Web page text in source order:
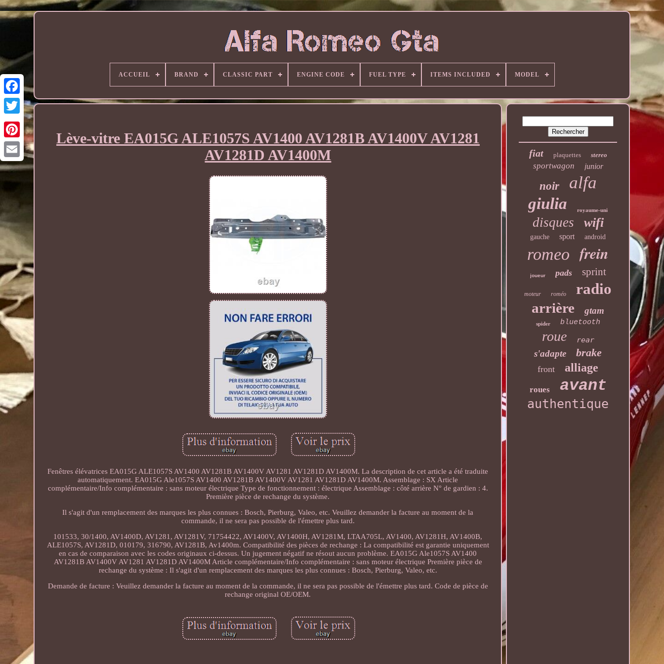
ACCUEIL BRAND CLASSIC PART ENGINE CODE FUEL TYPE ITEMS INCLUDED MODEL
Lève-vitre EA015G ALE1057S AV1400 AV1281B AV1400V AV1281
AV1281D AV1400M
Fenêtres élévatrices EA015G ALE1057S AV1400 AV1281B AV1400V AV1281 AV1281D AV1400M. La description de cet article a été traduite
automatiquement. EA015G Ale1057S AV1400 AV1281B AV1400V AV1281 AV1281D AV1400M. Assemblage : SX Article
complémentaire/Info complémentaire : sans moteur électrique Type de fonctionnement : électrique Assemblage : côté arrière N° de gardien : 4.
Première pièce de rechange du système.
Il s'agit d'un remplacement des marques les plus connues : Bosch, Pierburg, Valeo, etc. Veuillez demander la facture au moment de la
commande, il ne sera pas possible de l'émettre plus tard.
101533, 30/1400, AV1400D, AV1281, AV1281V, 71754422, AV1400V, AV1400H, AV1281M, LTAA705L, AV1400, AV1281H, AV1400B,
ALE1057S, AV1281D, 010179, 316790, AV1281B, Av1400m. Compatibilité des pièces de rechange : La compatibilité est garantie uniquement
en cas de comparaison avec les codes originaux ci-dessus. Un jugement négatif ne résout aucun problème. EA015G Ale1057S AV1400
AV1281B AV1400V AV1281 AV1281D AV1400M Article complémentaire/Info complémentaire : sans moteur électrique Première pièce de
rechange du système : Il s'agit d'un remplacement des marques les plus connues : Bosch, Pierburg, Valeo, etc.
Demande de facture : Veuillez demander la facture au moment de la commande, il ne sera pas possible de l'émettre plus tard. Code de pièce de
rechange original OE/OEM.
fiat plaquettes stereo
sportwagon junior
noir alfa
giulia royaume-uni
disques wifi
gauche sport android
romeo frein
joueur pads sprint
moteur roméo radio
arrière gtam
spider bluetooth
roue rear
s'adapte brake
front alliage
roues avant
authentique